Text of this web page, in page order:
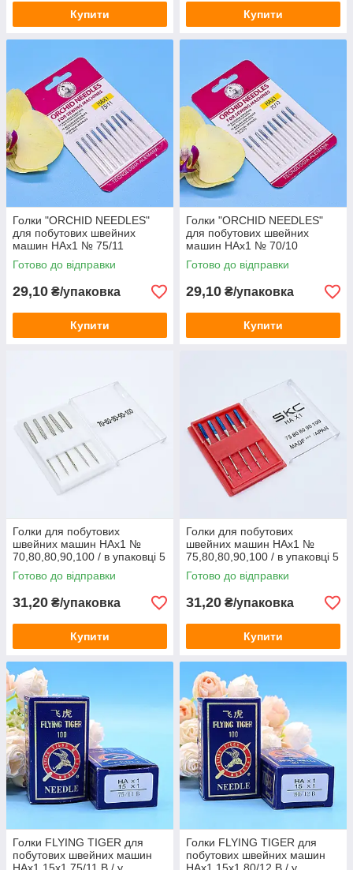
Купити Купити
Голки "ORCHID NEEDLES"
для побутових швейних
машин HAx1 № 75/11
(трикотаж) / в упаковці 10
штук
Готово до відправки
29,10 ₴/упаковка
Купити
Голки "ORCHID NEEDLES"
для побутових швейних
машин HAx1 № 70/10
(трикотаж) / в упаковці 10
штук
Готово до відправки
29,10 ₴/упаковка
Купити
Голки для побутових
швейних машин HAx1 №
70,80,80,90,100 / в упаковці 5
штук
Готово до відправки
31,20 ₴/упаковка
Купити
Голки для побутових
швейних машин HAx1 №
75,80,80,90,100 / в упаковці 5
штук
Готово до відправки
31,20 ₴/упаковка
Купити
Голки FLYING TIGER для
побутових швейних машин
Голки FLYING TIGER для
побутових швейних машин